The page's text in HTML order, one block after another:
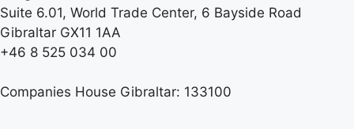
Suite 6.01, World Trade Center, 6 Bayside Road
Gibraltar GX11 1AA
+46 8 525 034 00
Companies House Gibraltar: 133100